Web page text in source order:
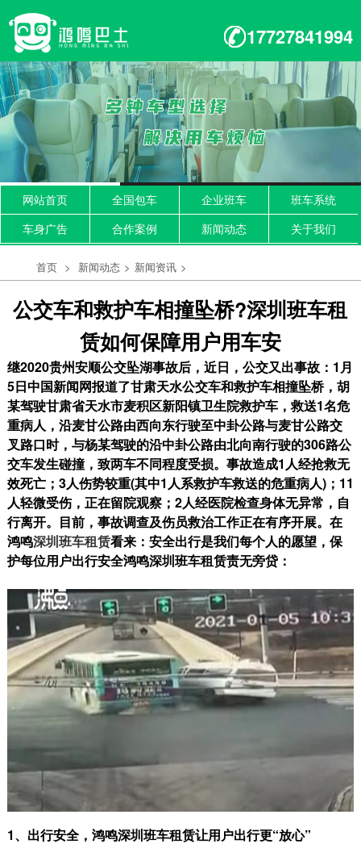
17727841994
网站首页 全国包车 企业班车
班车系统
车身广告
合作案例 新闻动态 关于我们
首页 > 新闻动态 > 新闻资讯 >
公交车和救护车相撞坠桥?深圳班车租
赁如何保障用户用车安
继2020贵州安顺公交坠湖事故后，近日，公交又出事故：1月
5日中国新闻网报道了甘肃天水公交车和救护车相撞坠桥，胡
某驾驶甘肃省天水市麦积区新阳镇卫生院救护车，救送1名危
重病人，沿麦甘公路由西向东行驶至中卦公路与麦甘公路交
叉路口时，与杨某驾驶的沿中卦公路由北向南行驶的306路公
交车发生碰撞，致两车不同程度受损。事故造成1人经抢救无
效死亡；3人伤势较重(其中1人系救护车救送的危重病人)；11
人轻微受伤，正在留院观察；2人经医院检查身体无异常，自
行离开。目前，事故调查及伤员救治工作正在有序开展。在
鸿鸣深圳班车租赁看来：安全出行是我们每个人的愿望，保
护每位用户出行安全鸿鸣深圳班车租赁责无旁贷：
1、出行安全，鸿鸣深圳班车租赁让用户出行更“放心”